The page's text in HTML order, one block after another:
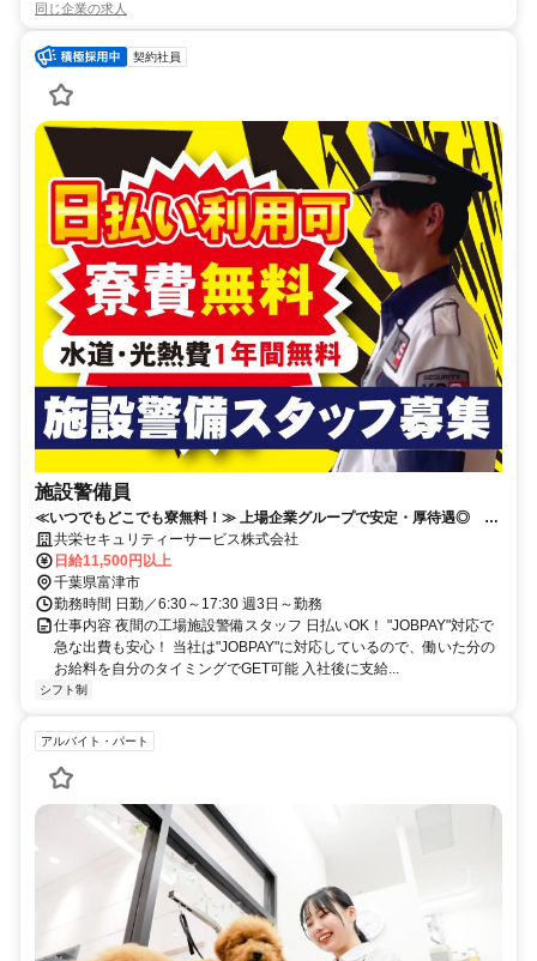
同じ企業の求人
契約社員
施設警備員
≪いつでもどこでも寮無料！≫ 上場企業グループで安定・厚待遇◎ 日
払ＯＫ★
共栄セキュリティーサービス株式会社
日給11,500円以上
千葉県富津市
勤務時間 日勤／6:30～17:30 週3日～勤務
仕事内容 夜間の工場施設警備スタッフ 日払いOK！ "JOBPAY"対応で
急な出費も安心！ 当社は"JOBPAY"に対応しているので、働いた分の
お給料を自分のタイミングでGET可能 入社後に支給...
シフト制
アルバイト・パート